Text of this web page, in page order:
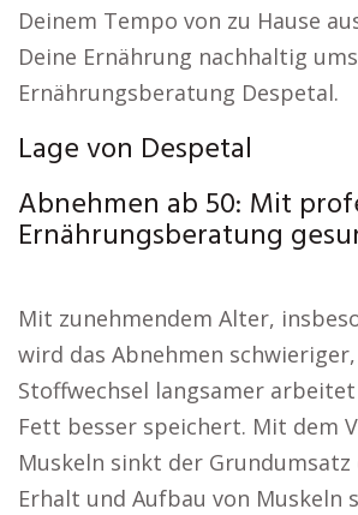
Deinem Tempo von zu Hause
Deine Ernährung nachhaltig
Ernährungsberatung Despetal.
Lage von Despetal
Abnehmen ab 50: Mit
Ernährungsberatung
Mit zunehmendem Alter,
wird das Abnehmen
Stoffwechsel langsamer
Fett besser speichert. Mit dem
Muskeln sinkt der Grundumsatz
Erhalt und Aufbau von Muskeln